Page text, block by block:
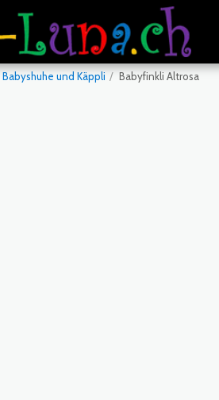
Babyshuhe und Käppli Babyfinkli Altrosa